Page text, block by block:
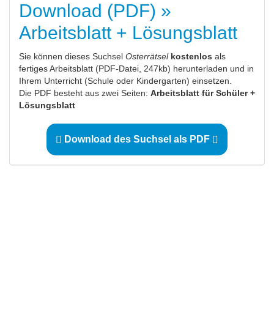
Download (PDF) »
Arbeitsblatt + Lösungsblatt
Sie können dieses Suchsel Osterrätsel kostenlos als
fertiges Arbeitsblatt (PDF-Datei, 247kb) herunterladen und in
Ihrem Unterricht (Schule oder Kindergarten) einsetzen.
Die PDF besteht aus zwei Seiten: Arbeitsblatt für Schüler +
Lösungsblatt
Download des Suchsel als PDF